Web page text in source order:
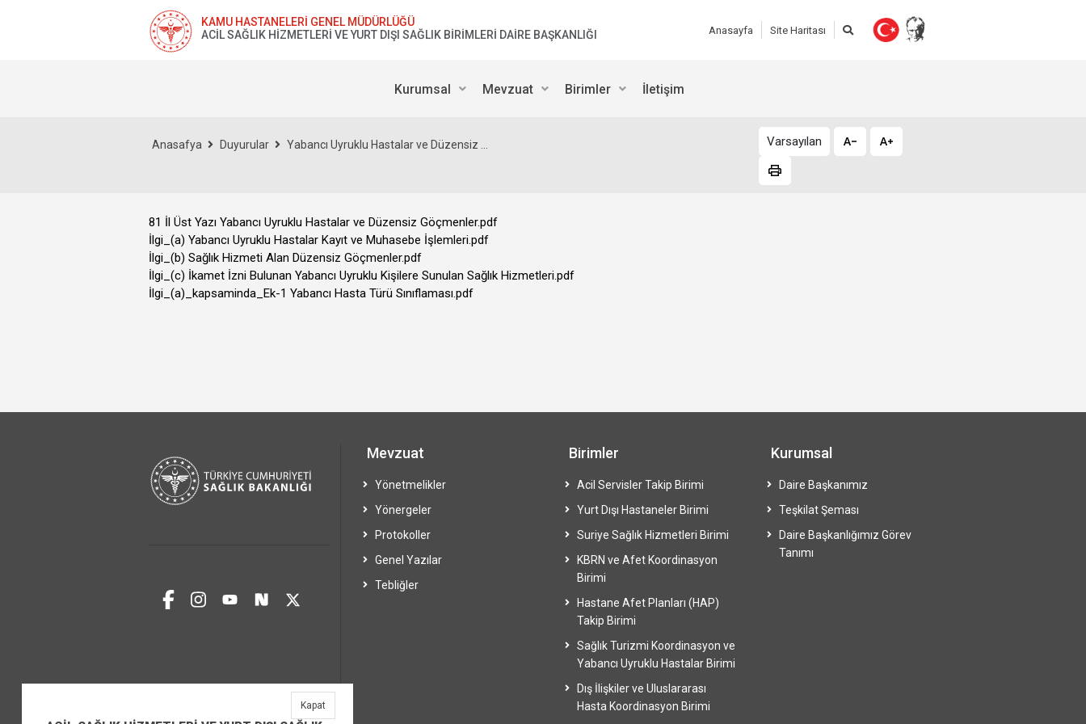
KAMU HASTANELERİ GENEL MÜDÜRLÜĞÜ
ACİL SAĞLIK HİZMETLERİ VE YURT DIŞI SAĞLIK BİRİMLERİ DAİRE BAŞKANLIĞI
Anasayfa Site Haritası
Kurumsal Mevzuat Birimler İletişim
Anasafya Duyurular Yabancı Uyruklu Hastalar ve Düzensiz ... Varsayılan
81 İl Üst Yazı Yabancı Uyruklu Hastalar ve Düzensiz Göçmenler.pdf
İlgi_(a) Yabancı Uyruklu Hastalar Kayıt ve Muhasebe İşlemleri.pdf
İlgi_(b) Sağlık Hizmeti Alan Düzensiz Göçmenler.pdf
İlgi_(c) İkamet İzni Bulunan Yabancı Uyruklu Kişilere Sunulan Sağlık Hizmetleri.pdf
İlgi_(a)_kapsaminda_Ek-1 Yabancı Hasta Türü Sınıflaması.pdf
Mevzuat
Yönetmelikler
Yönergeler
Protokoller
Genel Yazılar
Tebliğler
Birimler
Acil Servisler Takip Birimi
Yurt Dışı Hastaneler Birimi
Suriye Sağlık Hizmetleri Birimi
KBRN ve Afet Koordinasyon
Birimi
Hastane Afet Planları (HAP)
Takip Birimi
Sağlık Turizmi Koordinasyon ve
Yabancı Uyruklu Hastalar Birimi
Dış İlişkiler ve Uluslararası
Hasta Koordinasyon Birimi
Kurumsal
Daire Başkanımız
Teşkilat Şeması
Daire Başkanlığımız Görev
Tanımı
Kapat